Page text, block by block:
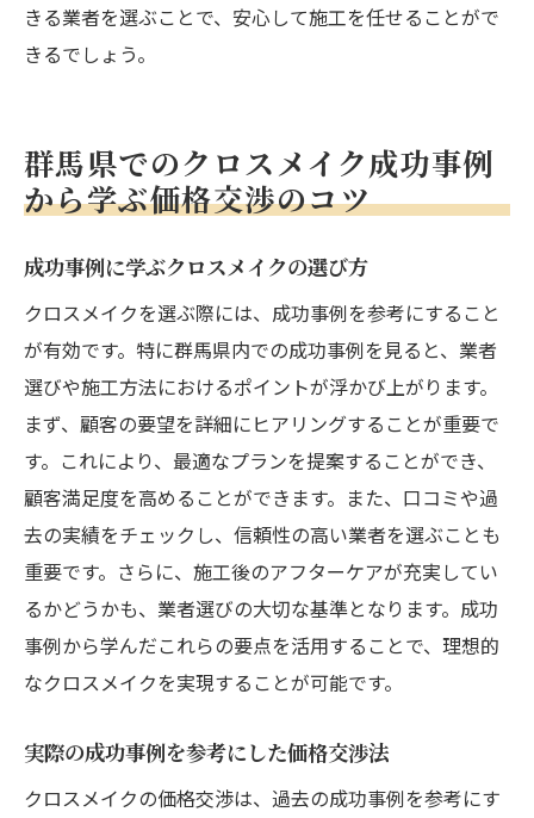
きる業者を選ぶことで、安心して施工を任せることがで
きるでしょう。
群馬県でのクロスメイク成功事例
から学ぶ価格交渉のコツ
成功事例に学ぶクロスメイクの選び方
クロスメイクを選ぶ際には、成功事例を参考にすること
が有効です。特に群馬県内での成功事例を見ると、業者
選びや施工方法におけるポイントが浮かび上がります。
まず、顧客の要望を詳細にヒアリングすることが重要で
す。これにより、最適なプランを提案することができ、
顧客満足度を高めることができます。また、口コミや過
去の実績をチェックし、信頼性の高い業者を選ぶことも
重要です。さらに、施工後のアフターケアが充実してい
るかどうかも、業者選びの大切な基準となります。成功
事例から学んだこれらの要点を活用することで、理想的
なクロスメイクを実現することが可能です。
実際の成功事例を参考にした価格交渉法
クロスメイクの価格交渉は、過去の成功事例を参考にす